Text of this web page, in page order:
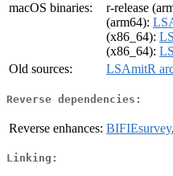
macOS binaries:
r-release
(arm64):
(x86_64):
(x86_64):
Old sources:
LSAmitR
Reverse dependencies:
Reverse enhances: BIFIEsurvey,
Linking: